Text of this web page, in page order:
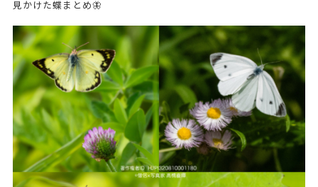
見かけた蝶まとめ🦋